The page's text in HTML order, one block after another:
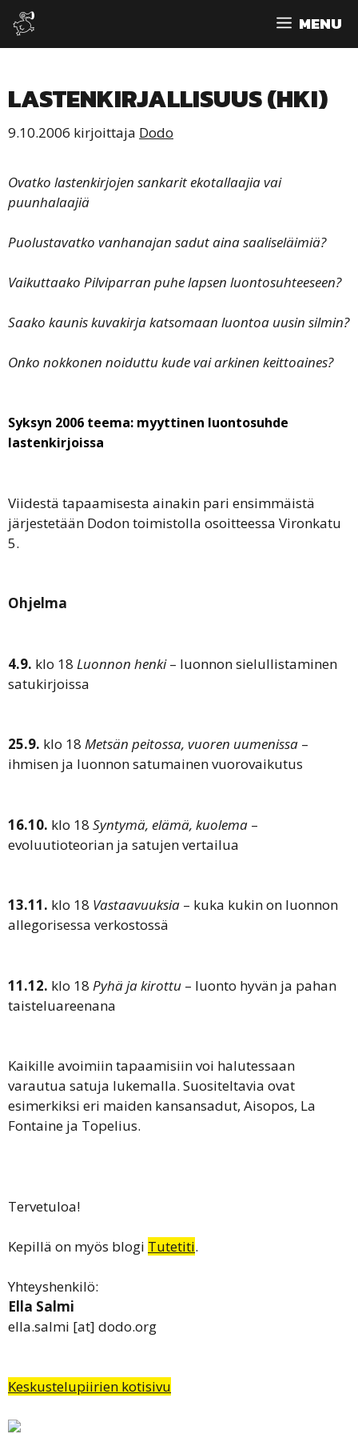
Siirry
sisältöön
MENU
LASTENKIRJALLISUUS (HKI)
9.10.2006 kirjoittaja Dodo
Ovatko lastenkirjojen sankarit ekotallaajia vai
puunhalaajiä
Puolustavatko vanhanajan sadut aina saaliseläimiä?
Vaikuttaako Pilviparran puhe lapsen luontosuhteeseen?
Saako kaunis kuvakirja katsomaan luontoa uusin silmin?
Onko nokkonen noiduttu kude vai arkinen keittoaines?
Syksyn 2006 teema: myyttinen luontosuhde
lastenkirjoissa
Viidestä tapaamisesta ainakin pari ensimmäistä
järjestetään Dodon toimistolla osoitteessa Vironkatu
5.
Ohjelma
4.9. klo 18 Luonnon henki– luonnon sielullistaminen
satukirjoissa
25.9. klo 18 Metsän peitossa, vuoren uumenissa –
ihmisen ja luonnon satumainen vuorovaikutus
16.10. klo 18 Syntymä, elämä, kuolema –
evoluutioteorian ja satujen vertailua
13.11. klo 18 Vastaavuuksia – kuka kukin on luonnon
allegorisessa verkostossä
11.12. klo 18 Pyhä ja kirottu – luonto hyvän ja pahan
taisteluareenana
Kaikille avoimiin tapaamisiin voi halutessaan
varautua satuja lukemalla. Suositeltavia ovat
esimerkiksi eri maiden kansansadut, Aisopos, La
Fontaine ja Topelius.
Tervetuloa!
Kepillä on myös blogi Tutetiti.
Yhteyshenkilö:
Ella Salmi
ella.salmi [at] dodo.org
Keskustelupiirien kotisivu